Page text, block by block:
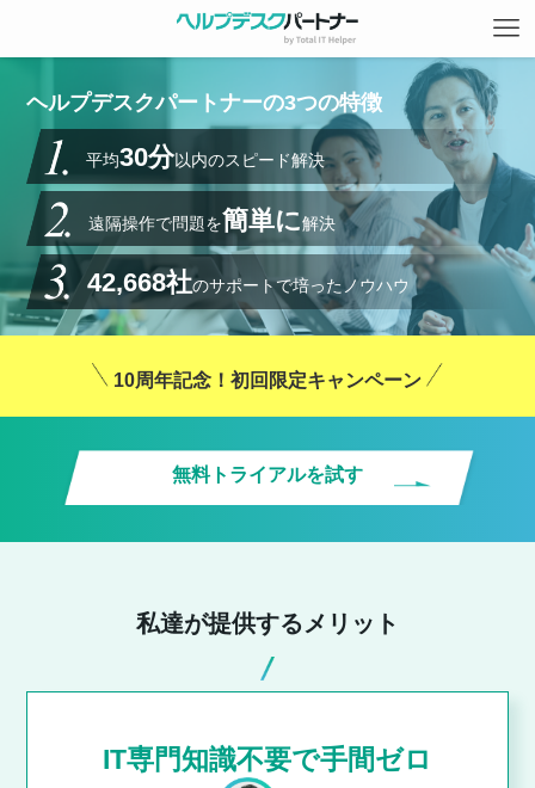
ヘルプデスクパートナーの3つの特徴
平均30分以内のスピード解決
遠隔操作で問題を簡単に解決
42,668社のサポートで培ったノウハウ
10周年記念！初回限定キャンペーン
無料トライアルを試す
私達が提供するメリット
IT専門知識不要で手間ゼロ